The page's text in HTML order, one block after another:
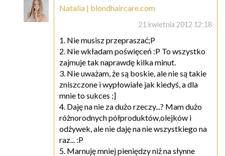
Natalia | blondhaircare.com
21 kwietnia 2012 12:18
1. Nie musisz przepraszać;P
2. Nie wkładam poświęceń :P To wszystko
zajmuje tak naprawdę kilka minut.
3. Nie uważam, że są boskie, ale nie są takie
zniszczone i wypłowiałe jak kiedyś, a dla
mnie to sukces ;]
4. Daję na nie za dużo rzeczy...? Mam dużo
różnorodnych półproduktów,olejków i
odżywek, ale nie daję na nie wszystkiego na
raz... :P
5. Marnuję mniej pieniędzy niż na słynne